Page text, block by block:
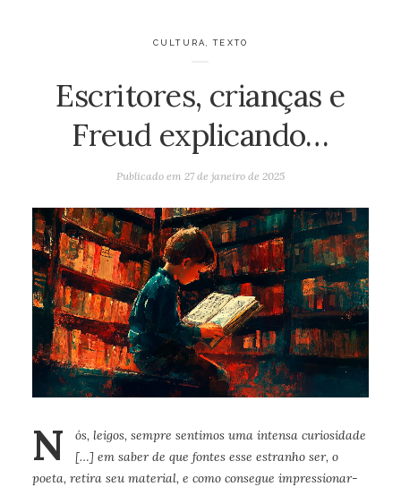
CULTURA ,TEXTO
Escritores, crianças e
Freud explicando…
Publicado em 27 de janeiro de 2025
N
ós, leigos, sempre sentimos uma intensa curiosidade
[…] em saber de que fontes esse estranho ser, o
poeta, retira seu material, e como consegue impressionar-